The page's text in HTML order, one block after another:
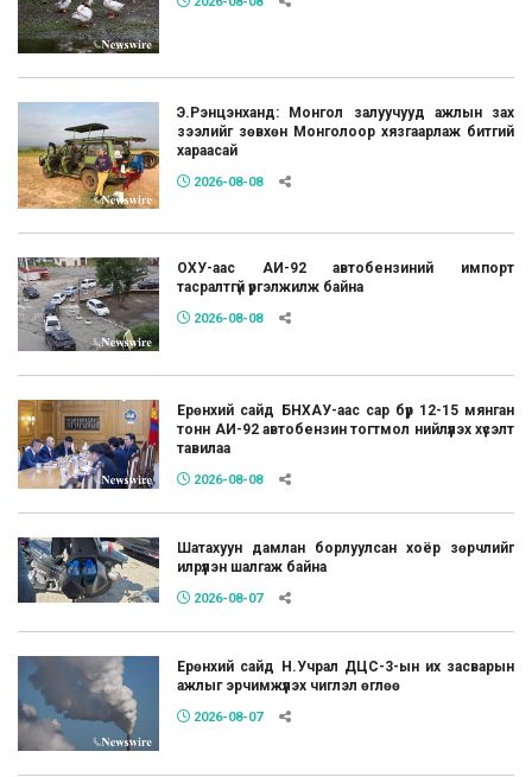
Э.Рэнцэнханд: Монгол залуучууд ажлын зах
зээлийг зөвхөн Монголоор хязгаарлаж битгий
хараасай
2026-08-08
ОХУ-аас АИ-92 автобензиний импорт
тасралтгүй үргэлжилж байна
2026-08-08
Ерөнхий сайд БНХАУ-аас сар бүр 12-15 мянган
тонн АИ-92 автобензин тогтмол нийлүүлэх хүсэлт
тавилаа
2026-08-08
Шатахуун дамлан борлуулсан хоёр зөрчлийг
илрүүлэн шалгаж байна
2026-08-07
Ерөнхий сайд Н.Учрал ДЦС-3-ын их засварын
ажлыг эрчимжүүлэх чиглэл өглөө
2026-08-07